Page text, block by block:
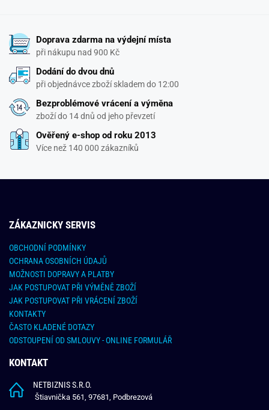
Doprava zdarma na výdejní místa
při nákupu nad 900 Kč
Dodání do dvou dnů
při objednávce zboží skladem do 12:00
Bezproblémové vrácení a výměna
zboží do 14 dnů od jeho převzetí
Ověřený e-shop od roku 2013
Více než 140 000 zákazníků
ZÁKAZNICKY SERVIS
OBCHODNÍ PODMÍNKY
OCHRANA OSOBNÍCH ÚDAJŮ
MOŽNOSTI DOPRAVY A PLATBY
JAK POSTUPOVAT PŘI VÝMĚNĚ ZBOŽÍ
JAK POSTUPOVAT PŘI VRÁCENÍ ZBOŽÍ
KONTAKTY
ČASTO KLADENÉ DOTAZY
ODSTOUPENÍ OD SMLOUVY - ONLINE FORMULÁŘ
KONTAKT
NETBIZNIS S.R.O.
Štiavnička 561, 97681, Podbrezová